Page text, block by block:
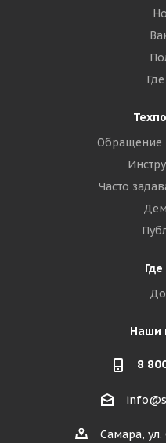
Обращение
Часто
Наши
8
Самара,